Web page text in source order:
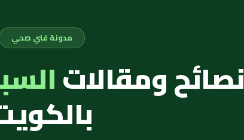
مدونة فني صحي
نصائح ومقالات